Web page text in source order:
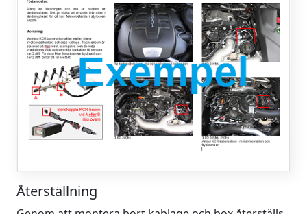
Återställning